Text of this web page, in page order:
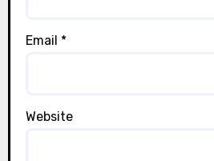
Email *
Website